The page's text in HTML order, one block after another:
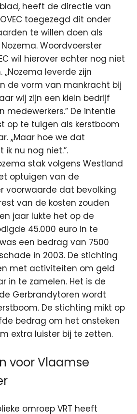
heeft de directie van
toegezegd dit onder
te willen doen als
Woordvoerster
wil hierover echter nog niet
leverde zijn
de vorm van mankracht bij
wij zijn een klein bedrijf
medewerkers.” De intentie
op te tuigen als kerstboom
,,Maar hoe we dat
nu nog niet.”.
stak volgens Westland
optuigen van de
voorwaarde dat bevolking
van de kosten zouden
jaar lukte het op de
45.000 euro in te
een bedrag van 7500
in 2003. De stichting
met activiteiten om geld
in te zamelen. Het is de
Gerbrandytoren wordt
De stichting mikt op
bedrag om het onsteken
extra luister bij te zetten.
voor Vlaamse
omroep VRT heeft